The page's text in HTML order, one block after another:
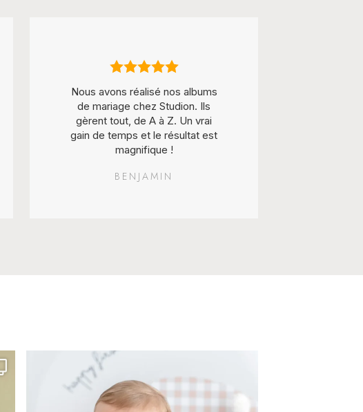
Nous avons réalisé nos albums
de mariage chez Studion. Ils
gèrent tout, de A à Z. Un vrai
gain de temps et le résultat est
magnifique !
BENJAMIN